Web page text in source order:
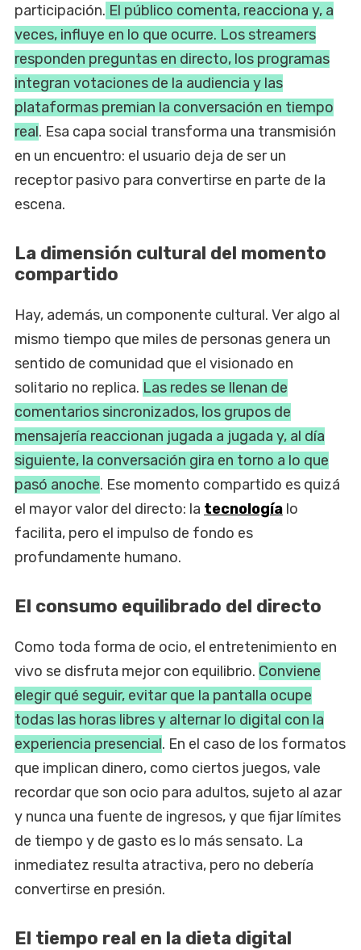
participación. El público comenta, reacciona y, a
veces, influye en lo que ocurre. Los streamers
responden preguntas en directo, los programas
integran votaciones de la audiencia y las
plataformas premian la conversación en tiempo
real. Esa capa social transforma una transmisión
en un encuentro: el usuario deja de ser un
receptor pasivo para convertirse en parte de la
escena.
La dimensión cultural del momento
compartido
Hay, además, un componente cultural. Ver algo al
mismo tiempo que miles de personas genera un
sentido de comunidad que el visionado en
solitario no replica. Las redes se llenan de
comentarios sincronizados, los grupos de
mensajería reaccionan jugada a jugada y, al día
siguiente, la conversación gira en torno a lo que
pasó anoche. Ese momento compartido es quizá
el mayor valor del directo: la tecnología lo
facilita, pero el impulso de fondo es
profundamente humano.
El consumo equilibrado del directo
Como toda forma de ocio, el entretenimiento en
vivo se disfruta mejor con equilibrio. Conviene
elegir qué seguir, evitar que la pantalla ocupe
todas las horas libres y alternar lo digital con la
experiencia presencial. En el caso de los formatos
que implican dinero, como ciertos juegos, vale
recordar que son ocio para adultos, sujeto al azar
y nunca una fuente de ingresos, y que fijar límites
de tiempo y de gasto es lo más sensato. La
inmediatez resulta atractiva, pero no debería
convertirse en presión.
El tiempo real en la dieta digital